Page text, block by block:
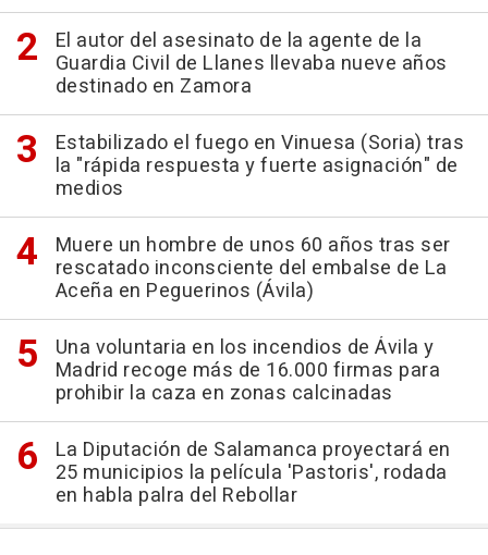
El autor del asesinato de la agente de la
Guardia Civil de Llanes llevaba nueve años
destinado en Zamora
Estabilizado el fuego en Vinuesa (Soria) tras
la "rápida respuesta y fuerte asignación" de
medios
Muere un hombre de unos 60 años tras ser
rescatado inconsciente del embalse de La
Aceña en Peguerinos (Ávila)
Una voluntaria en los incendios de Ávila y
Madrid recoge más de 16.000 firmas para
prohibir la caza en zonas calcinadas
La Diputación de Salamanca proyectará en
25 municipios la película 'Pastoris', rodada
en habla palra del Rebollar